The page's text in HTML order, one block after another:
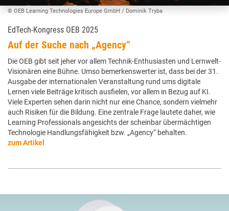
© OEB Learning Technologies Europe GmbH / Dominik Tryba
EdTech-Kongress OEB 2025
Auf der Suche nach „Agency“
Die OEB gibt seit jeher vor allem Technik-Enthusiasten und Lernwelt-
Visionären eine Bühne. Umso bemerkenswerter ist, dass bei der 31.
Ausgabe der internationalen Veranstaltung rund ums digitale
Lernen viele Beiträge kritisch ausfielen, vor allem in Bezug auf KI.
Viele Experten sehen darin nicht nur eine Chance, sondern vielmehr
auch Risiken für die Bildung. Eine zentrale Frage lautete daher, wie
Learning Professionals angesichts der scheinbar übermächtigen
Technologie Handlungsfähigkeit bzw. „Agency“ behalten.
zum Artikel